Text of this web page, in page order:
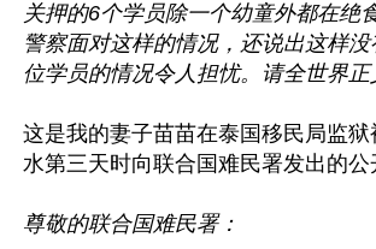
关押的6个学员除一个幼童外都在绝
警察面对这样的情况，还说出这样
位学员的情况令人担忧。请全世界正
这是我的妻子苗苗在泰国移民局监
水第三天时向联合国难民署发出的公
尊敬的联合国难民署：